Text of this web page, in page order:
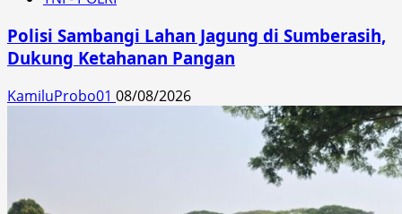
Polisi Sambangi Lahan Jagung di Sumberasih,
Dukung Ketahanan Pangan
KamiluProbo01 08/08/2026